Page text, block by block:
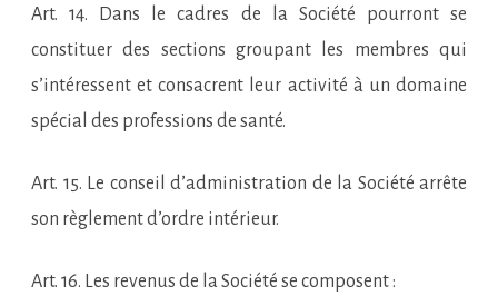
Art. 14. Dans le cadres de la Société pourront se
constituer des sections groupant les membres qui
s’intéressent et consacrent leur activité à un domaine
spécial des professions de santé.
Art. 15. Le conseil d’administration de la Société arrête
son règlement d’ordre intérieur.
Art. 16. Les revenus de la Société se composent :